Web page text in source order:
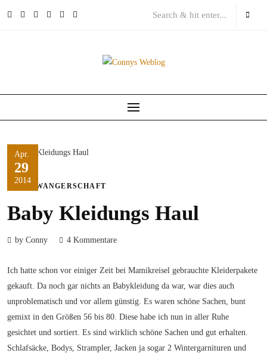
Apr.
29
2014
SCHWANGERSCHAFT
Baby Kleidungs Haul
by Conny 4 Kommentare
Ich hatte schon vor einiger Zeit bei Mamikreisel gebrauchte Kleiderpakete
gekauft. Da noch gar nichts an Babykleidung da war, war dies auch
unproblematisch und vor allem günstig. Es waren schöne Sachen, bunt
gemixt in den Größen 56 bis 80. Diese habe ich nun in aller Ruhe
gesichtet und sortiert. Es sind wirklich schöne Sachen und gut erhalten.
Schlafsäcke, Bodys, Strampler, Jacken ja sogar 2 Wintergarnituren und